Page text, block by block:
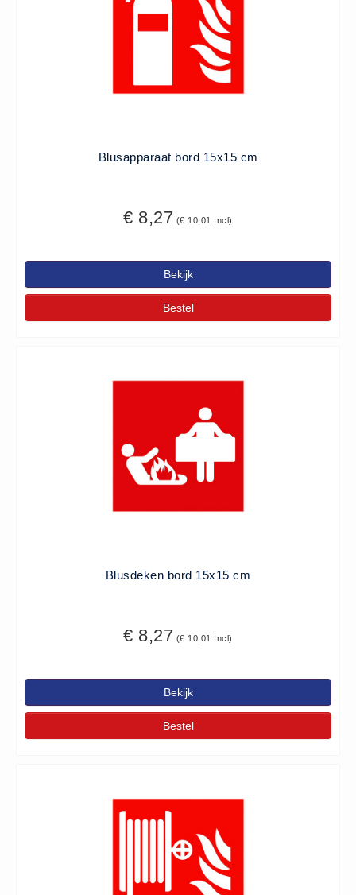
Blusapparaat bord 15x15 cm
€ 8,27 (€ 10,01 Incl)
Bekijk
Bestel
Blusdeken bord 15x15 cm
€ 8,27 (€ 10,01 Incl)
Bekijk
Bestel